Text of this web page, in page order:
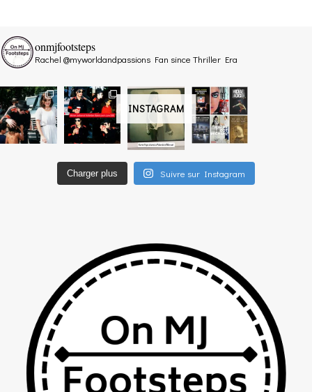
INSTAGRAM
onmjfootsteps
Rachel @myworldandpassions Fan since Thriller Era
Charger plus Suivre sur Instagram